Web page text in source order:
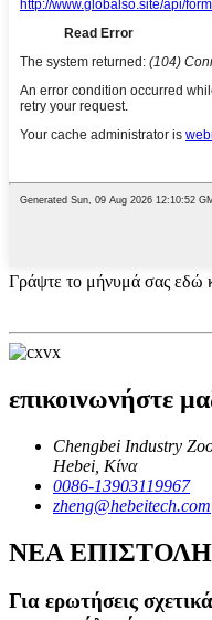
Γράψτε το μήνυμά σας εδώ
επικοινωνήστε
Chengbei Industry
Hebei, Κίνα
0086-13903119967
zheng@hebeitech.com
ΝΕΑ ΕΠΙΣΤΟΛΗ
Για ερωτήσεις